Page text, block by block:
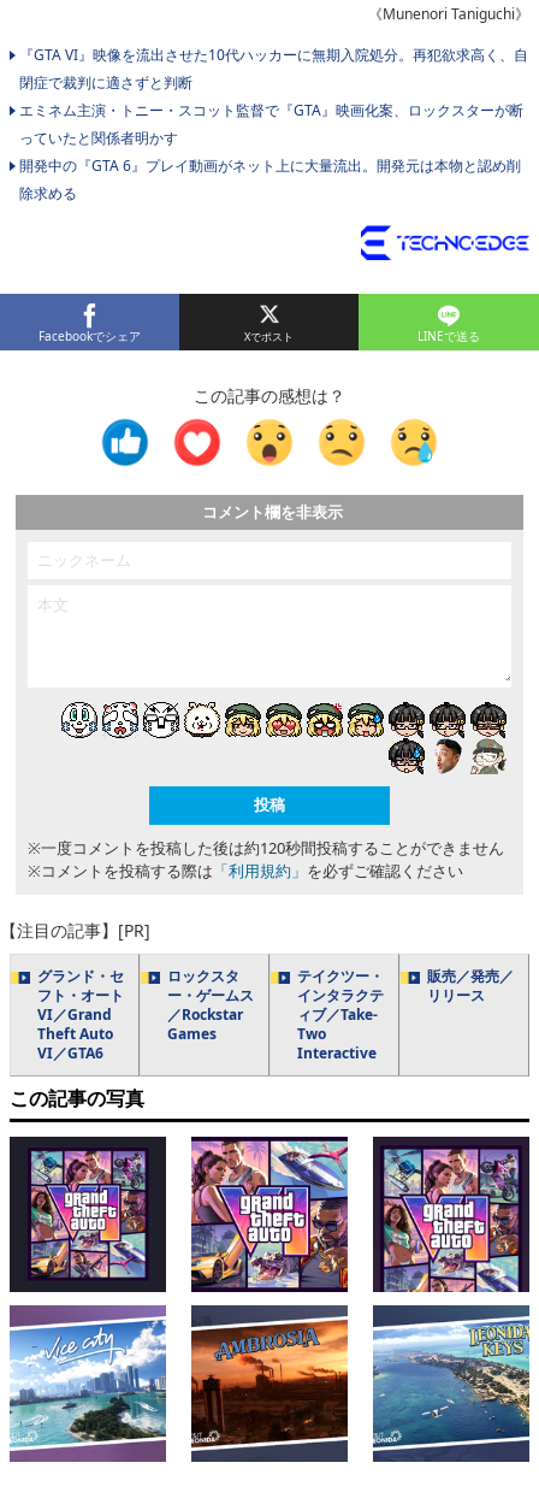
《Munenori Taniguchi》
『GTA VI』映像を流出させた10代ハッカーに無期入院処分。再犯欲求高く、自
閉症で裁判に適さずと判断
エミネム主演・トニー・スコット監督で『GTA』映画化案、ロックスターが断
っていたと関係者明かす
開発中の『GTA 6』プレイ動画がネット上に大量流出。開発元は本物と認め削
除求める
Facebookでシェア LINEで送る
この記事の感想は？
コメント欄を非表示
※一度コメントを投稿した後は約120秒間投稿することができません
※コメントを投稿する際は 「利用規約」 を必ずご確認ください
【注目の記事】[PR]
グランド・セ
フト・オート
VI／Grand
Theft Auto
VI／GTA6
ロックスタ
ー・ゲームス
／Rockstar
Games
テイクツー・
インタラクテ
ィブ／Take-
Two
Interactive
販売／発売／
リリース
この記事の写真